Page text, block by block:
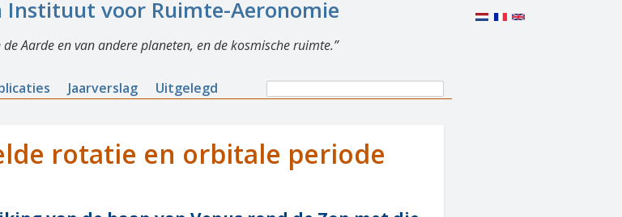
Instituut voor Ruimte-Aeronomie
Aarde en van andere planeten, en de kosmische ruimte.
Jaarverslag Uitgelegd
Search
Search
rotatie en orbitale periode